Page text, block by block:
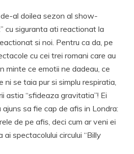
al doilea sezon al show-
cu siguranta ati reactionat la
si noi. Pentru ca da, pe
cu cei trei romani care au
minte ce emotii ne dadeau, ce
se taia pur si simplu respiratia,
astia “sfideaza gravitatia”! Ei
sa fie cap de afis in Londra:
de pe afis, deci cum ar veni ei
spectacolului circului “Billy